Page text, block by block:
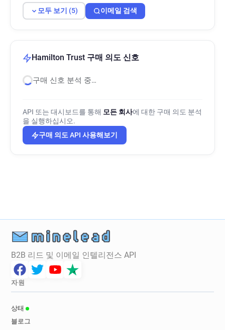
b*******@hamilton-trust.org.uk
모두 보기 (5) 이메일 검색
Hamilton Trust 구매 의도 신호
구매 신호 분석 중…
API 또는 대시보드를 통해 모든 회사에 대한 구매 의도 분석
을 실행하십시오.
구매 의도 API 사용해보기
B2B 리드 및 이메일 인텔리전스 API
자원
상태
블로그